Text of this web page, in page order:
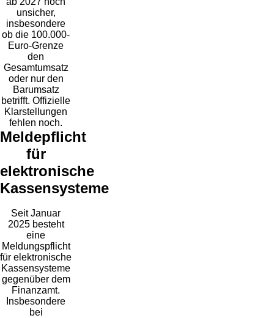
unsicher,
insbesondere
ob die 100.000-
Euro-Grenze
den
Gesamtumsatz
oder nur den
Barumsatz
betrifft. Offizielle
Klarstellungen
fehlen noch.
Meldepflicht
für
elektronische
Kassensysteme
Seit Januar
2025 besteht
eine
Meldungspflicht
für elektronische
Kassensysteme
gegenüber dem
Finanzamt.
Insbesondere
bei